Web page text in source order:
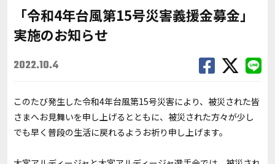
「令和4年台風第15号災害義援金募金」
実施のお知らせ
2022.10.4
このたび発生した令和4年台風第15号災害により、被災された皆
さまへお見舞いを申し上げるとともに、被災された方々が少し
でも早く普段の生活に戻れるようお祈り申し上げます。